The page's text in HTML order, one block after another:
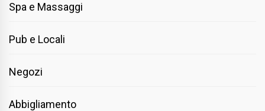
Spa e Massaggi
Pub e Locali
Negozi
Abbigliamento